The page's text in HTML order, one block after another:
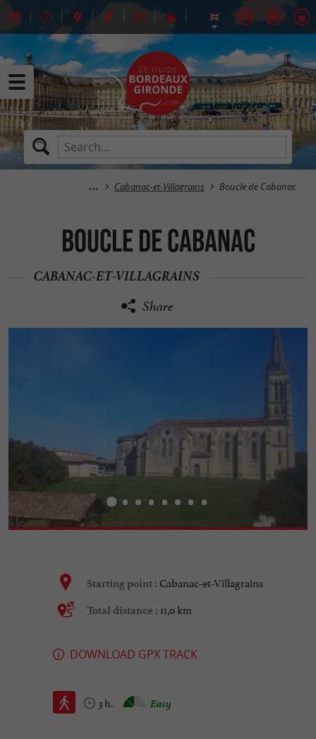
Cabanac-et-Villagrains Boucle de Cabanac
Boucle de Cabanac
CABANAC-ET-VILLAGRAINS
Share
Starting point : Cabanac-et-Villagrains
Total distance : 11,0 km
DOWNLOAD GPX TRACK
3 h. Easy